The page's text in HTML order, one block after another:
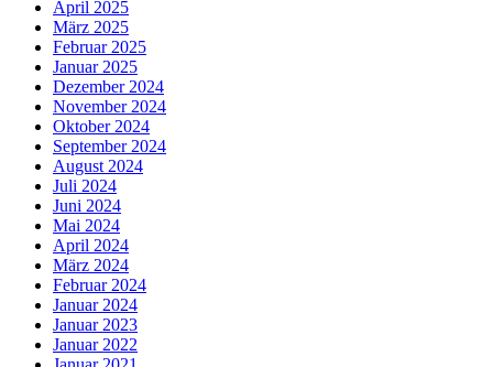
April 2025
März 2025
Februar 2025
Januar 2025
Dezember 2024
November 2024
Oktober 2024
September 2024
August 2024
Juli 2024
Juni 2024
Mai 2024
April 2024
März 2024
Februar 2024
Januar 2024
Januar 2023
Januar 2022